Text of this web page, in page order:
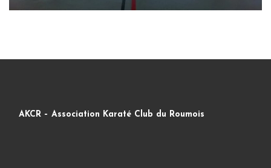
AKCR – Association Karaté Club du Roumois